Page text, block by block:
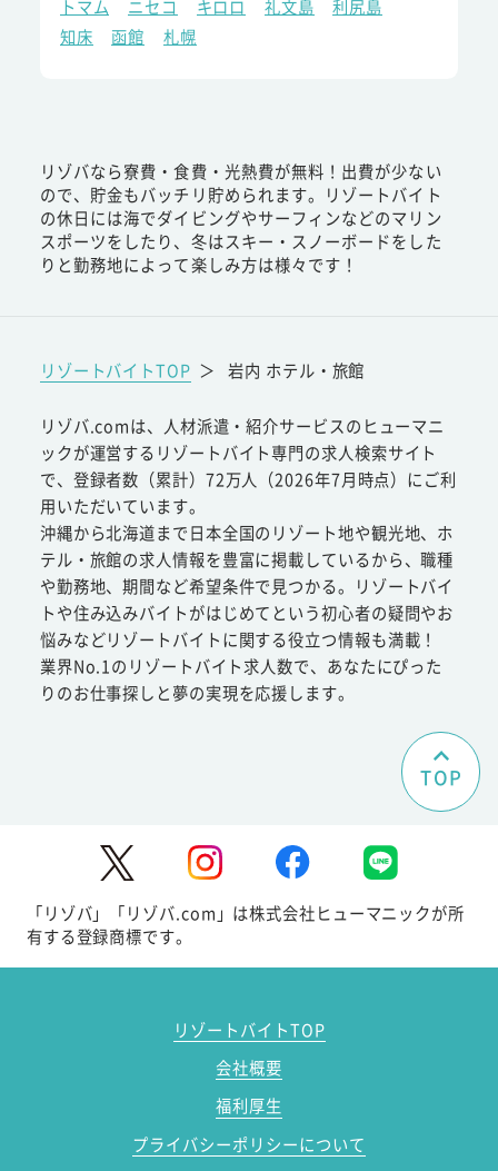
トマム
ニセコ キロロ 礼文島
利尻島
知床
函館 札幌
リゾバなら寮費・食費・光熱費が無料！出費が少ない
ので、貯金もバッチリ貯められます。リゾートバイト
の休日には海でダイビングやサーフィンなどのマリン
スポーツをしたり、冬はスキー・スノーボードをした
りと勤務地によって楽しみ方は様々です！
リゾートバイトTOP ＞ 岩内 ホテル・旅館
リゾバ.comは、人材派遣・紹介サービスのヒューマニ
ックが運営するリゾートバイト専門の求人検索サイト
で、登録者数（累計）72万人（2026年7月時点）にご利
用いただいています。
沖縄から北海道まで日本全国のリゾート地や観光地、ホ
テル・旅館の求人情報を豊富に掲載しているから、職種
や勤務地、期間など希望条件で見つかる。リゾートバイ
トや住み込みバイトがはじめてという初心者の疑問やお
悩みなどリゾートバイトに関する役立つ情報も満載！
業界No.1のリゾートバイト求人数で、あなたにぴった
りのお仕事探しと夢の実現を応援します。
TOP
「リゾバ」「リゾバ.com」は株式会社ヒューマニックが所
有する登録商標です。
リゾートバイトTOP
会社概要
福利厚生
プライバシーポリシーについて